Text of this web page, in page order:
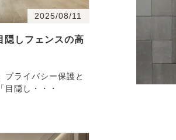
2025/08/11
隠しフェンスの高
プライバシー保護と
目隠し・・・